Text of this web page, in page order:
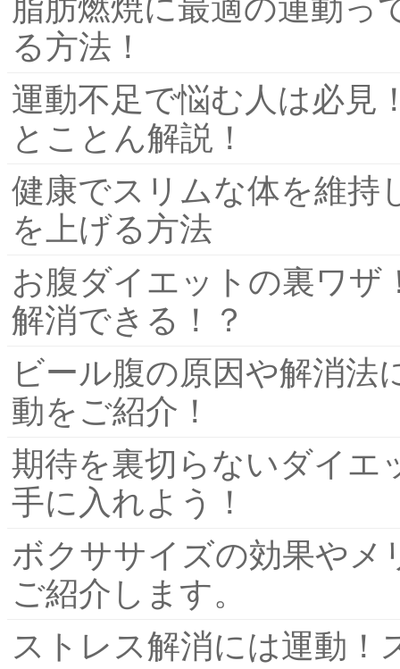
脂肪燃焼に最適の運動っ
る方法！
運動不足で悩む人は必見
とことん解説！
健康でスリムな体を維持
を上げる方法
お腹ダイエットの裏ワ
解消できる！？
ビール腹の原因や解消法
動をご紹介！
期待を裏切らないダイエ
手に入れよう！
ボクササイズの効果やメ
ご紹介します。
ストレス解消には運動！